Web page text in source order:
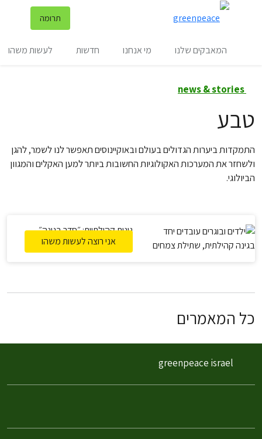
תרומה
המאבקים שלנו מי אנחנו חדשות לעשות משהו
טבע
התמקדות ביערות הגדולים בעולם ובאוקיינוסים תאפשר לנו לשמר, להגן
ולשחזר את המערכות האקולוגיות החשובות ביותר למען האקלים והמגוון
הביולוגי.
גינות קהילתיות: ״סדר בגינה״
אני רוצה לעשות משהו
כל המאמרים